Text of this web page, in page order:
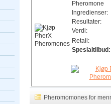
Ingredienser:
Resultater:
Verdi:
Retail:
Spesialtilbud:
Pheromomones for